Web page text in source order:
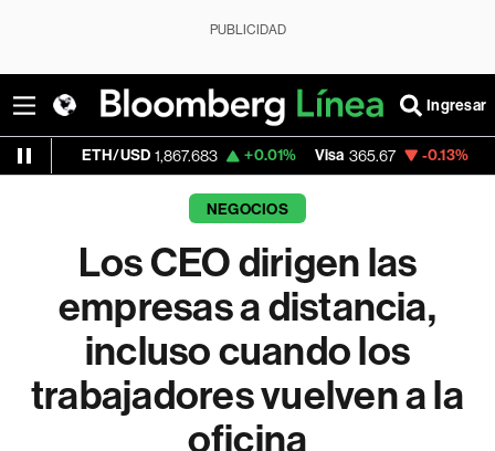
PUBLICIDAD
Ingresar
1,867.683 +0.01% Visa 365.67 -0.13% MercadoLibre
NEGOCIOS
Los CEO dirigen las
empresas a distancia,
incluso cuando los
trabajadores vuelven a la
oficina